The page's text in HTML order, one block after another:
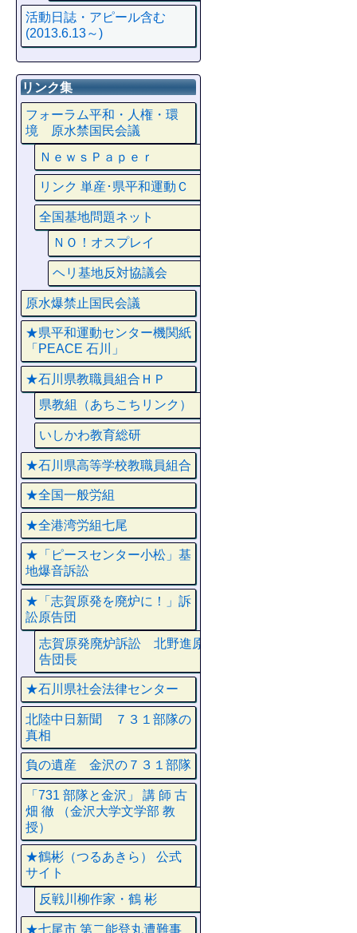
活動日誌・アピール含む
(2013.6.13～)
リンク集
フォーラム平和・人権・環
境 原水禁国民会議
ＮｅｗｓＰａｐｅｒ
リンク 単産･県平和運動Ｃ
全国基地問題ネット
ＮＯ！オスプレイ
ヘリ基地反対協議会
原水爆禁止国民会議
★県平和運動センター機関紙
「PEACE 石川」
★石川県教職員組合ＨＰ
県教組（あちこちリンク）
いしかわ教育総研
★石川県高等学校教職員組合
★全国一般労組
★全港湾労組七尾
★「ピースセンター小松」基
地爆音訴訟
★「志賀原発を廃炉に！」訴
訟原告団
志賀原発廃炉訴訟 北野進原
告団長
★石川県社会法律センター
北陸中日新聞 ７３１部隊の
真相
負の遺産 金沢の７３１部隊
「731 部隊と金沢」 講 師 古
畑 徹 （金沢大学文学部 教
授）
★鶴彬（つるあきら） 公式
サイト
反戦川柳作家・鶴 彬
★七尾市 第二能登丸遭難事